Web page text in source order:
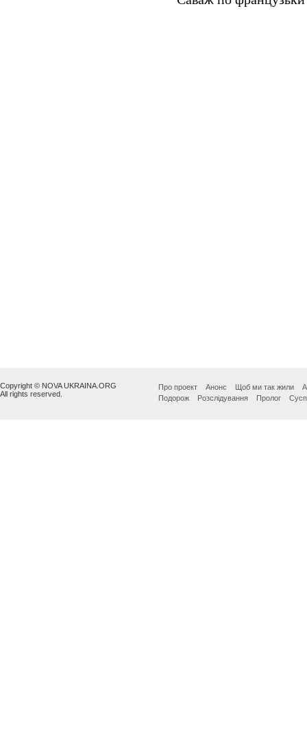
Copyright © NOVA UKRAINA.ORG
All rights reserved.
Про проект Анонс Щоб ми так жили
Подорож
Розслідування Пролог